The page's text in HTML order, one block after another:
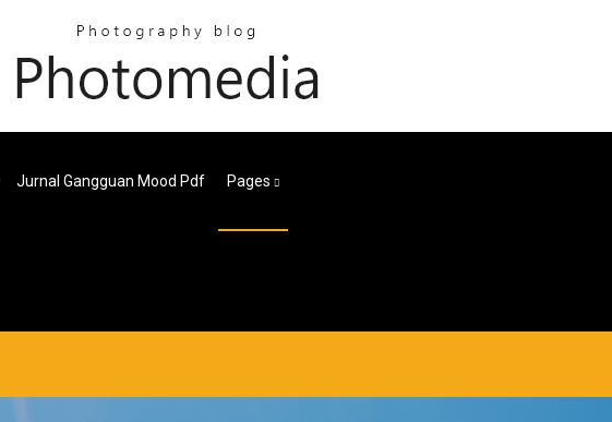
Jurnal Gangguan Mood Pdf Pages